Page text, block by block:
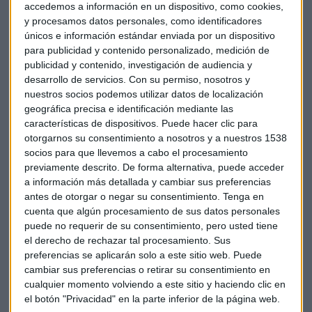
accedemos a información en un dispositivo, como cookies,
y procesamos datos personales, como identificadores
únicos e información estándar enviada por un dispositivo
para publicidad y contenido personalizado, medición de
publicidad y contenido, investigación de audiencia y
desarrollo de servicios. Con su permiso, nosotros y
nuestros socios podemos utilizar datos de localización
geográfica precisa e identificación mediante las
características de dispositivos. Puede hacer clic para
otorgarnos su consentimiento a nosotros y a nuestros 1538
socios para que llevemos a cabo el procesamiento
previamente descrito. De forma alternativa, puede acceder
a información más detallada y cambiar sus preferencias
antes de otorgar o negar su consentimiento. Tenga en
cuenta que algún procesamiento de sus datos personales
puede no requerir de su consentimiento, pero usted tiene
el derecho de rechazar tal procesamiento. Sus
preferencias se aplicarán solo a este sitio web. Puede
cambiar sus preferencias o retirar su consentimiento en
cualquier momento volviendo a este sitio y haciendo clic en
el botón "Privacidad" en la parte inferior de la página web.
los 17.746 puntos. Como empresa protagonista Toyota que
ha repuntado hasta un 2 por ciento después de que sus
ventas aumentasen un 3 por ciento en Estados Unidos. El
consenso de mercado esperaba una subida del 2%.
El KOSPI surcoreano ha cerrado con subidas del 0,2%.
Samsung ha cerrado con subidas después de anunciar que
vende su división de fibra óptica para centrarse en los
móviles. Lo ha vendido al fabricante especializado de vidrio
estadounidense Corning. La compañía no ha desvelado
cuántos ingresos genera la división ni los detalles de la
venta, que incluye las plantas en China y Corea del Sur.
Y en el mercado de divisas, destacar la caída del dólar
australiano, ha bajado a un mínimo de cuatro años (83,89
centavos de dólar), después de que la economía australiana
repuntase menos de lo esperado por los analistas, en el
segundo trimestre ha crecido un 0,3% frente al 0,5% del
trimestre anterior.